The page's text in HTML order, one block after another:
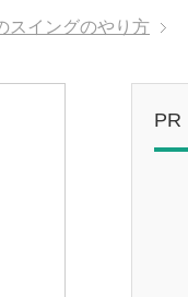
スイングのやり方
PR